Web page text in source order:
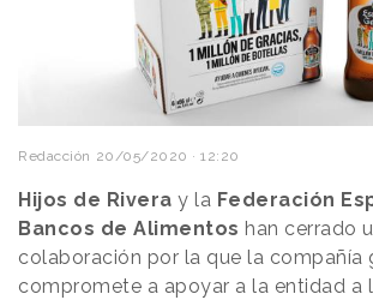
Redacción 20/05/2020 · 12:20
Hijos de Rivera y la Federación
Bancos de Alimentos han cerrado
colaboración por la que la compañía
compromete a apoyar a la entidad a